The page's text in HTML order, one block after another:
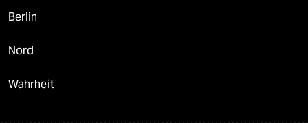
Berlin
Nord
Wahrheit